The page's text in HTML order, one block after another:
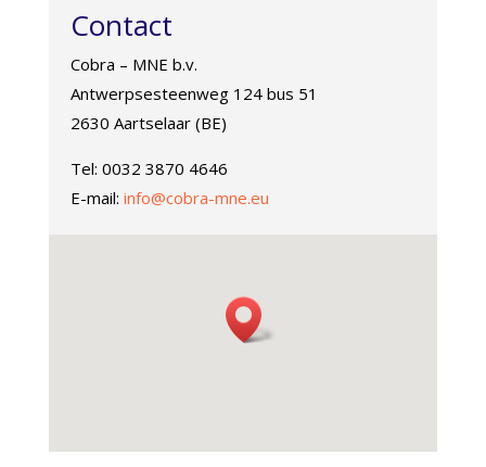
Contact
Cobra – MNE b.v.
Antwerpsesteenweg 124 bus 51
2630 Aartselaar (BE)
Tel: 0032 3870 4646
E-mail: info@cobra-mne.eu